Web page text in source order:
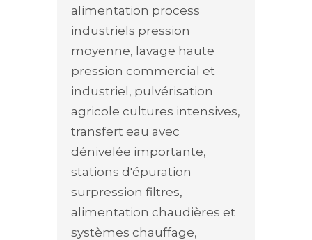
alimentation process
industriels pression
moyenne, lavage haute
pression commercial et
industriel, pulvérisation
agricole cultures intensives,
transfert eau avec
dénivelée importante,
stations d'épuration
surpression filtres,
alimentation chaudières et
systèmes chauffage,